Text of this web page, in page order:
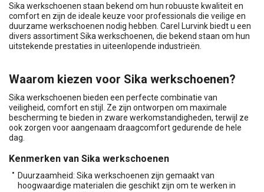
Sika werkschoenen staan bekend om hun robuuste kwaliteit en
comfort en zijn de ideale keuze voor professionals die veilige en
duurzame werkschoenen nodig hebben. Carel Lurvink biedt u een
divers assortiment Sika werkschoenen, die bekend staan om hun
uitstekende prestaties in uiteenlopende industrieën.
Waarom kiezen voor Sika werkschoenen?
Sika werkschoenen bieden een perfecte combinatie van
veiligheid, comfort en stijl. Ze zijn ontworpen om maximale
bescherming te bieden in zware werkomstandigheden, terwijl ze
ook zorgen voor aangenaam draagcomfort gedurende de hele
dag.
Kenmerken van Sika werkschoenen
Duurzaamheid: Sika werkschoenen zijn gemaakt van
hoogwaardige materialen die geschikt zijn om te werken in